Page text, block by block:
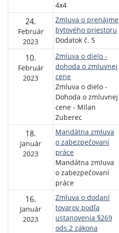
4x4
24.
Február
2023
Zmluva o prenájme
bytového priestoru
Dodatok č. 5
10.
Február
2023
Zmluva o dielo -
dohoda o zmluvnej
cene
Zmluva o dielo -
Dohoda o zmluvnej
cene - Milan
Zuberec
18.
Január
2023
Mandátna zmluva
o zabezpečovaní
práce
Mandátna zmluva
o zabezpečovaní
práce
16.
Január
2023
Zmluva o dodaní
tovarov podľa
ustanovenia §269
ods.2 zákona